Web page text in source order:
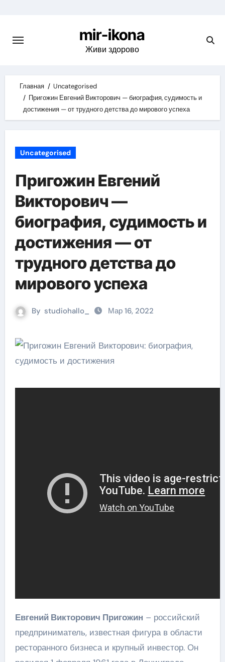
content
mir-ikona
Живи здорово
Главная
Uncategorised
Пригожин Евгений Викторович — биография, судимость и
достижения — от трудного детства до мирового успеха
Uncategorised
Пригожин Евгений
Викторович —
биография, судимость и
достижения — от
трудного детства до
мирового успеха
By studiohallo_ Мар 16, 2022
Евгений Викторович Пригожин – российский
предприниматель, известная фигура в области
ресторанного бизнеса и крупный инвестор. Он